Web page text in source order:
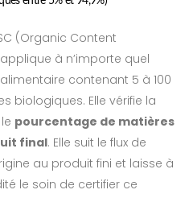
(Organic Content
à n’importe quel
contenant 5 à 100
biologiques. Elle vérifie la
pourcentage de matières
final. Elle suit le flux de
au produit fini et laisse à
le soin de certifier ce